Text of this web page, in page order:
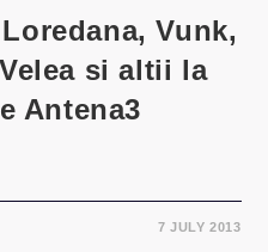
Vunk,
si altii la
Antena3
7 JULY 2013